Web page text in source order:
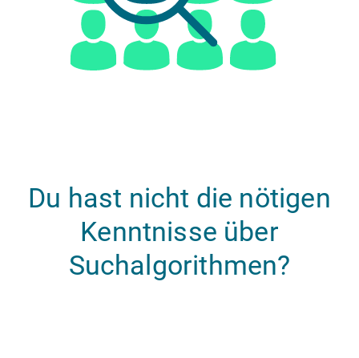
Du hast nicht die nötigen
Kenntnisse über
Suchalgorithmen?